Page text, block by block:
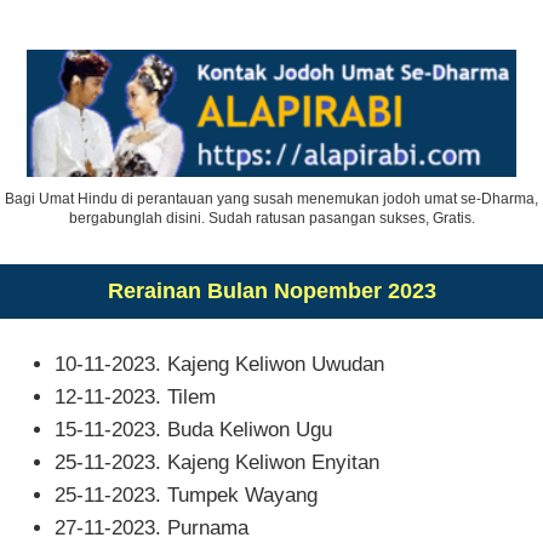
Bagi Umat Hindu di perantauan yang susah menemukan jodoh umat se-Dharma,
bergabunglah disini. Sudah ratusan pasangan sukses, Gratis.
Rerainan Bulan Nopember 2023
10-11-2023. Kajeng Keliwon Uwudan
12-11-2023. Tilem
15-11-2023. Buda Keliwon Ugu
25-11-2023. Kajeng Keliwon Enyitan
25-11-2023. Tumpek Wayang
27-11-2023. Purnama